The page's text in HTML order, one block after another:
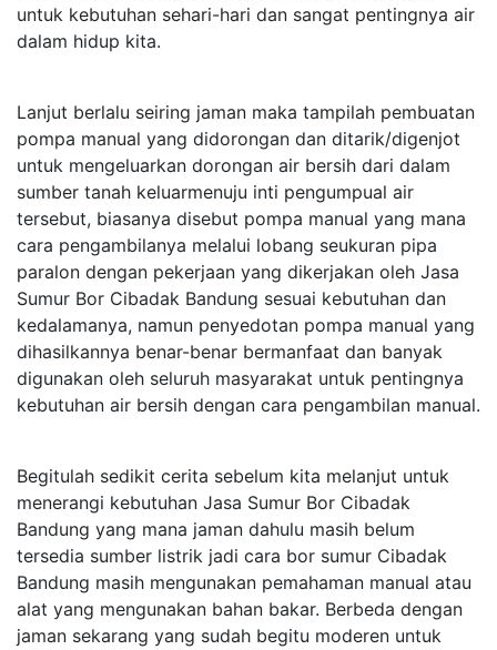
untuk kebutuhan sehari-hari dan sangat pentingnya air
dalam hidup kita.
Lanjut berlalu seiring jaman maka tampilah pembuatan
pompa manual yang didorongan dan ditarik/digenjot
untuk mengeluarkan dorongan air bersih dari dalam
sumber tanah keluarmenuju inti pengumpual air
tersebut, biasanya disebut pompa manual yang mana
cara pengambilanya melalui lobang seukuran pipa
paralon dengan pekerjaan yang dikerjakan oleh Jasa
Sumur Bor Cibadak Bandung sesuai kebutuhan dan
kedalamanya, namun penyedotan pompa manual yang
dihasilkannya benar-benar bermanfaat dan banyak
digunakan oleh seluruh masyarakat untuk pentingnya
kebutuhan air bersih dengan cara pengambilan manual.
Begitulah sedikit cerita sebelum kita melanjut untuk
menerangi kebutuhan Jasa Sumur Bor Cibadak
Bandung yang mana jaman dahulu masih belum
tersedia sumber listrik jadi cara bor sumur Cibadak
Bandung masih mengunakan pemahaman manual atau
alat yang mengunakan bahan bakar. Berbeda dengan
jaman sekarang yang sudah begitu moderen untuk